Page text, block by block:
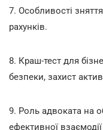
7. Особливості
рахунків.
8. Краш-тест для
безпеки, захист
9. Роль адвоката на
ефективної